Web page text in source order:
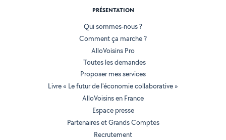
PRÉSENTATION
Qui sommes-nous ?
Comment ça marche ?
AlloVoisins Pro
Toutes les demandes
Proposer mes services
Livre « Le futur de l'économie collaborative »
AlloVoisins en France
Espace presse
Partenaires et Grands Comptes
Recrutement